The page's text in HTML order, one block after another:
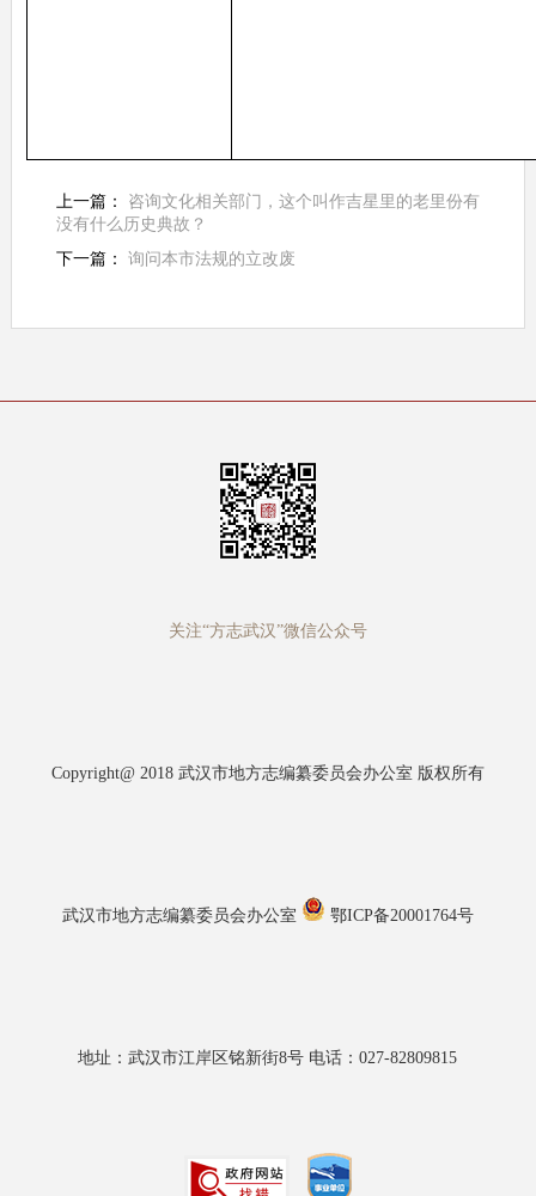
上一篇： 咨询文化相关部门，这个叫作吉星里的老里份有
没有什么历史典故？
下一篇： 询问本市法规的立改废
关注“方志武汉”微信公众号
Copyright@ 2018 武汉市地方志编纂委员会办公室 版权所有
武汉市地方志编纂委员会办公室 鄂ICP备20001764号
地址：武汉市江岸区铭新街8号 电话：027-82809815